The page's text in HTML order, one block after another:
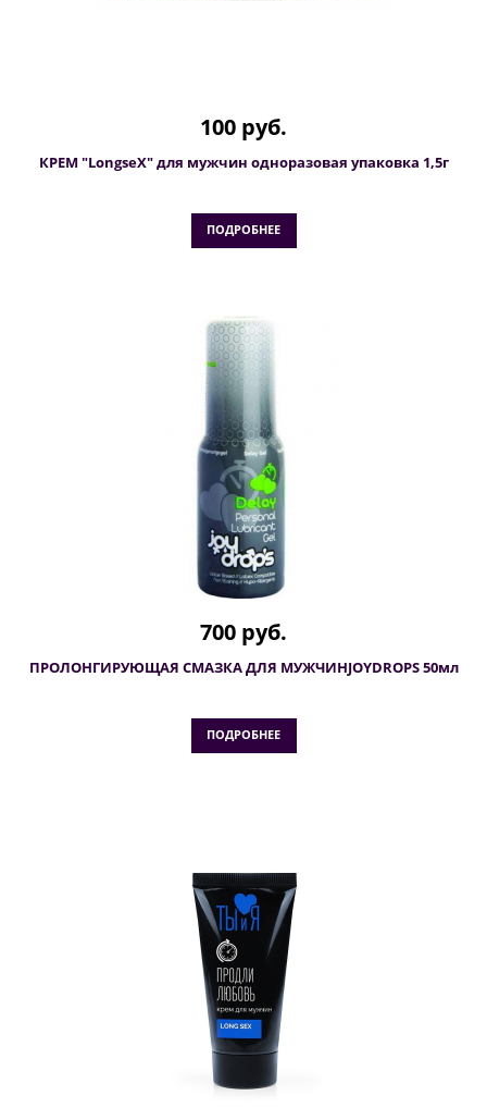
100 руб.
КРЕМ "LongseX" для мужчин одноразовая упаковка 1,5г
ПОДРОБНЕЕ
700 руб.
ПРОЛОНГИРУЮЩАЯ СМАЗКА ДЛЯ МУЖЧИНJOYDROPS 50мл
ПОДРОБНЕЕ